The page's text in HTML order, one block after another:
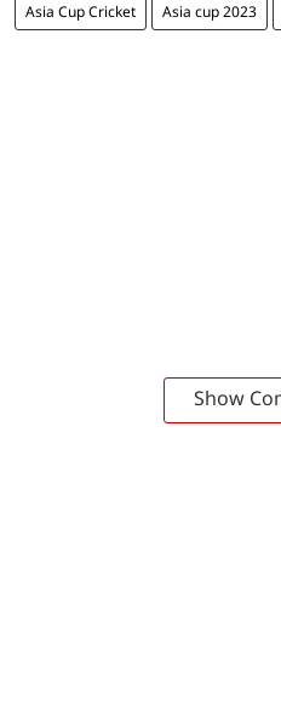
Asia Cup Cricket Asia cup 2023
Show